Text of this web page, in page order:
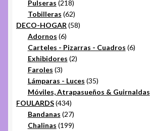
Pulseras 218218
productos
Tobilleras 6262
productos
DECO-HOGAR 5858
Adornos 66
productos
Carteles - Pizarras - Cuadros 66
Exhibidores 22
Faroles 33
productos
Lámparas - Luces 3535
productos
Móviles, Atrapasueños & Guirnaldas
FOULARDS 434434
productos
Bandanas 2727
productos
Chalinas 199199